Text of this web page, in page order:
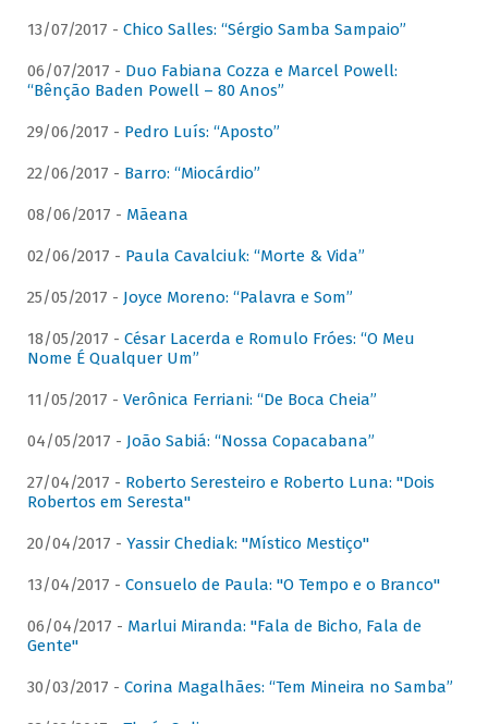
13/07/2017 - Chico Salles: “Sérgio Samba Sampaio”
06/07/2017 - Duo Fabiana Cozza e Marcel Powell:
“Bênção Baden Powell – 80 Anos”
29/06/2017 - Pedro Luís: “Aposto”
22/06/2017 - Barro: “Miocárdio”
08/06/2017 - Mãeana
02/06/2017 - Paula Cavalciuk: “Morte & Vida”
25/05/2017 - Joyce Moreno: “Palavra e Som”
18/05/2017 - César Lacerda e Romulo Fróes: “O Meu
Nome É Qualquer Um”
11/05/2017 - Verônica Ferriani: “De Boca Cheia”
04/05/2017 - João Sabiá: “Nossa Copacabana”
27/04/2017 - Roberto Seresteiro e Roberto Luna: "Dois
Robertos em Seresta"
20/04/2017 - Yassir Chediak: "Místico Mestiço"
13/04/2017 - Consuelo de Paula: "O Tempo e o Branco"
06/04/2017 - Marlui Miranda: "Fala de Bicho, Fala de
Gente"
30/03/2017 - Corina Magalhães: “Tem Mineira no Samba”